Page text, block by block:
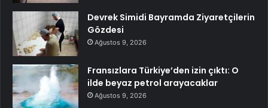
Devrek Simidi Bayramda Ziyaretçilerin
Gözdesi
Ağustos 9, 2026
Fransızlara Türkiye’den izin çıktı: O
ilde beyaz petrol arayacaklar
Ağustos 9, 2026